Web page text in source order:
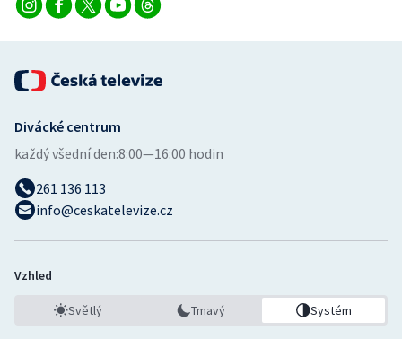
Volejbal
Ostatní
Divácké centrum
každý všední den:8:00—16:00 hodin
261 136 113
info@ceskatelevize.cz
Vzhled
Světlý Tmavý Systém